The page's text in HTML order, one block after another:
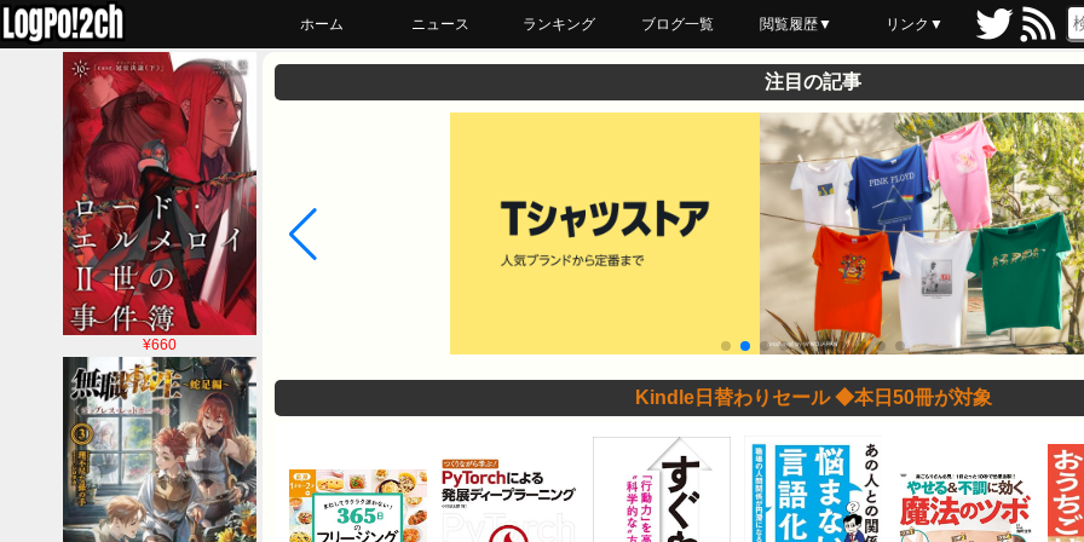
ホーム ニュース ランキング ブログ一覧 閲覧履歴▼
最近読んだ
あとで読む
ブックマーク
リンク▼
¥660
注目の記事
Kindle日替わりセール ◆本日50冊が対象